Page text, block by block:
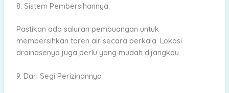
8. Sistem Pembersihannya
Pastikan ada saluran pembuangan untuk
membersihkan toren air secara berkala. Lokasi
drainasenya juga perlu yang mudah dijangkau.
9. Dari Segi Perizinannya